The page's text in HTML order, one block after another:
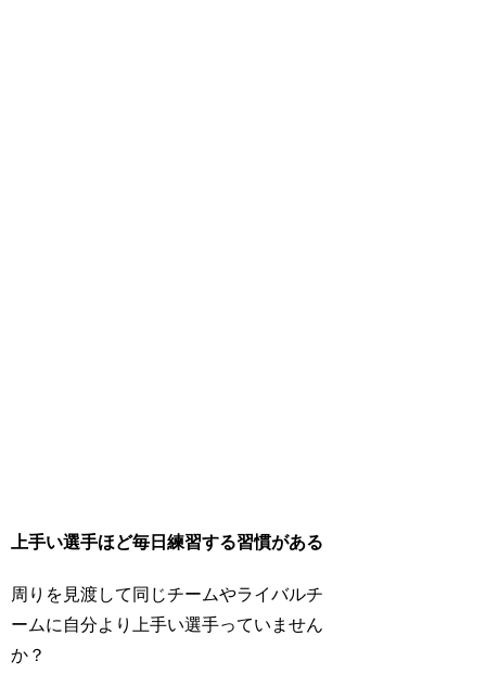
上手い選手ほど毎日練習する習慣がある
周りを見渡して同じチームやライバルチ
ームに自分より上手い選手っていません
か？